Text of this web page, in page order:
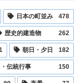
日本の町並み 478
歴史的建造物 262
朝日・夕日 182
伝統行事 150